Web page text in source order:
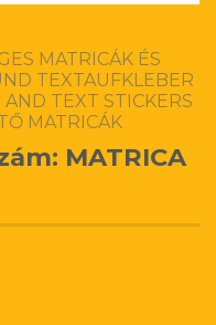
MATRICÁK ÉS
TEXTAUFKLEBER
TEXT STICKERS
MATRICÁK
MATRICA